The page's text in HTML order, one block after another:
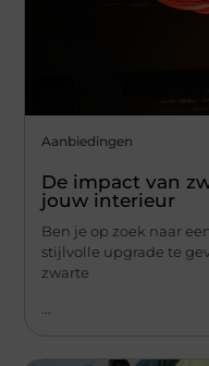
Aanbiedingen
De impact van
jouw interieur
Ben je op zoek naar
stijlvolle upgrade te
zwarte